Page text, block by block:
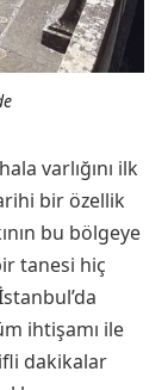
varlığını ilk
bir özellik
bu bölgeye
tanesi hiç
ihtişamı ile
dakikalar